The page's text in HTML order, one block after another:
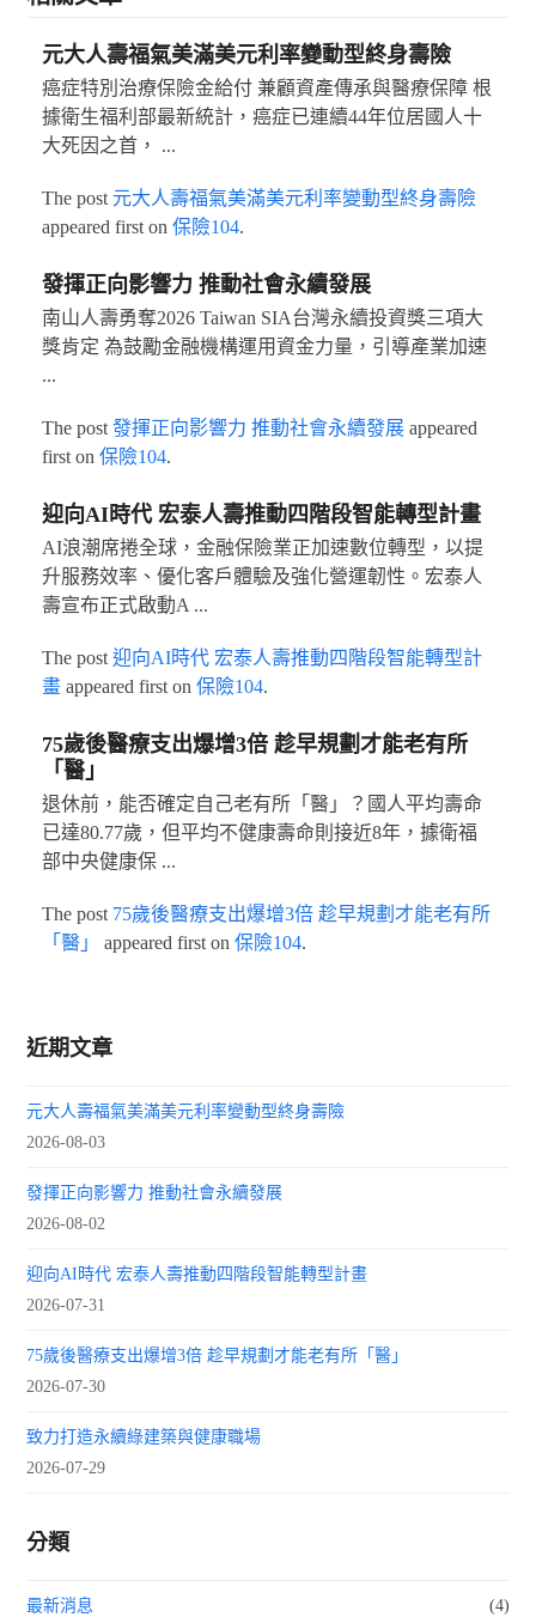
元大人壽福氣美滿美元利率變動型終身壽險
癌症特別治療保險金給付 兼顧資產傳承與醫療保障 根
據衛生福利部最新統計，癌症已連續44年位居國人十
大死因之首， ...
The post 元大人壽福氣美滿美元利率變動型終身壽險
appeared first on 保險104.
發揮正向影響力 推動社會永續發展
南山人壽勇奪2026 Taiwan SIA台灣永續投資獎三項大
獎肯定 為鼓勵金融機構運用資金力量，引導產業加速
...
The post 發揮正向影響力 推動社會永續發展appeared
first on 保險104.
迎向AI時代 宏泰人壽推動四階段智能轉型計畫
AI浪潮席捲全球，金融保險業正加速數位轉型，以提
升服務效率、優化客戶體驗及強化營運韌性。宏泰人
壽宣布正式啟動A ...
The post 迎向AI時代 宏泰人壽推動四階段智能轉型計
畫appeared first on 保險104.
75歲後醫療支出爆增3倍 趁早規劃才能老有所
「醫」
退休前，能否確定自己老有所「醫」？國人平均壽命
已達80.77歲，但平均不健康壽命則接近8年，據衛福
部中央健康保 ...
The post 75歲後醫療支出爆增3倍 趁早規劃才能老有所
「醫」
appeared first on 保險104.
近期文章
元大人壽福氣美滿美元利率變動型終身壽險
2026-08-03
發揮正向影響力 推動社會永續發展
2026-08-02
迎向AI時代 宏泰人壽推動四階段智能轉型計畫
2026-07-31
75歲後醫療支出爆增3倍 趁早規劃才能老有所「醫」
2026-07-30
致力打造永續綠建築與健康職場
2026-07-29
分類
最新消息 (4)